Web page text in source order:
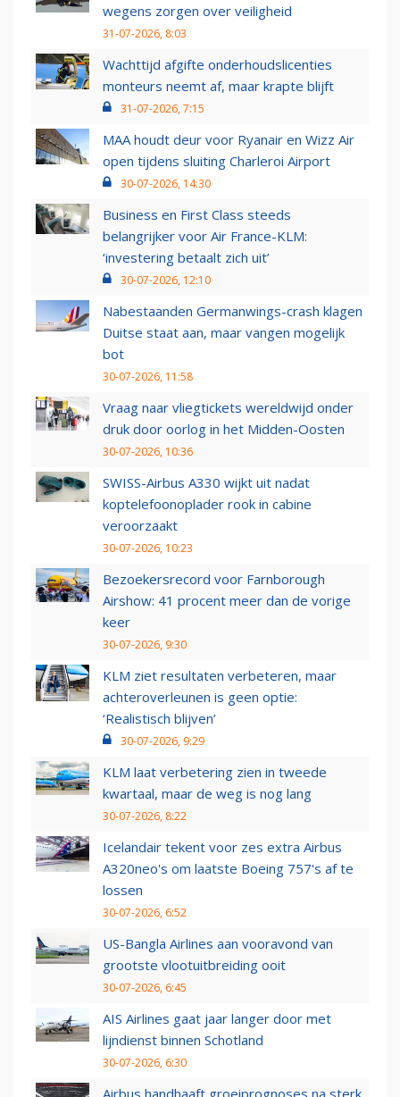
wegens zorgen over veiligheid
31-07-2026, 8:03
Wachttijd afgifte onderhoudslicenties
monteurs neemt af, maar krapte blijft
31-07-2026, 7:15
MAA houdt deur voor Ryanair en Wizz Air
open tijdens sluiting Charleroi Airport
30-07-2026, 14:30
Business en First Class steeds
belangrijker voor Air France-KLM:
‘investering betaalt zich uit’
30-07-2026, 12:10
Nabestaanden Germanwings-crash klagen
Duitse staat aan, maar vangen mogelijk
bot
30-07-2026, 11:58
Vraag naar vliegtickets wereldwijd onder
druk door oorlog in het Midden-Oosten
30-07-2026, 10:36
SWISS-Airbus A330 wijkt uit nadat
koptelefoonoplader rook in cabine
veroorzaakt
30-07-2026, 10:23
Bezoekersrecord voor Farnborough
Airshow: 41 procent meer dan de vorige
keer
30-07-2026, 9:30
KLM ziet resultaten verbeteren, maar
achteroverleunen is geen optie:
‘Realistisch blijven’
30-07-2026, 9:29
KLM laat verbetering zien in tweede
kwartaal, maar de weg is nog lang
30-07-2026, 8:22
Icelandair tekent voor zes extra Airbus
A320neo's om laatste Boeing 757's af te
lossen
30-07-2026, 6:52
US-Bangla Airlines aan vooravond van
grootste vlootuitbreiding ooit
30-07-2026, 6:45
AIS Airlines gaat jaar langer door met
lijndienst binnen Schotland
30-07-2026, 6:30